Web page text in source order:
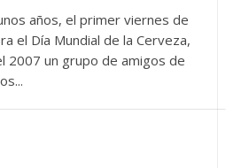
años, el primer viernes de
el Día Mundial de la Cerveza,
2007 un grupo de amigos de